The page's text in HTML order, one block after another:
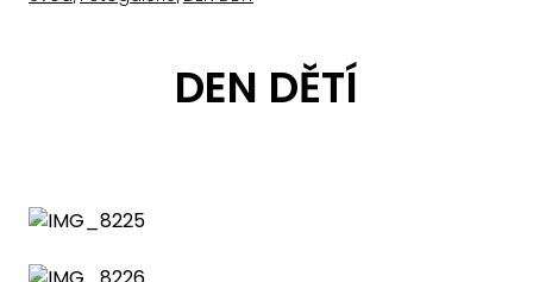
DEN DĚTÍ